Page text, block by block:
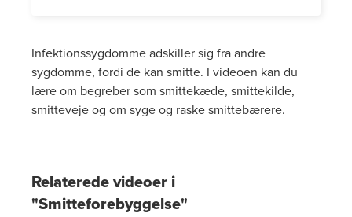
Infektionssygdomme adskiller sig fra andre
sygdomme, fordi de kan smitte. I videoen kan du
lære om begreber som smittekæde, smittekilde,
smitteveje og om syge og raske smittebærere.
Relaterede videoer i
"Smitteforebyggelse"